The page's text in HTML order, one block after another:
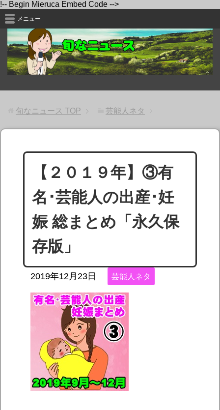
!-- Begin Mieruca Embed Code -->
メニュー
旬なニュース TOP 芸能人ネタ
【２０１９年】③有
名･芸能人の出産･妊
娠 総まとめ「永久保
存版」
2019年12月23日 芸能人ネタ